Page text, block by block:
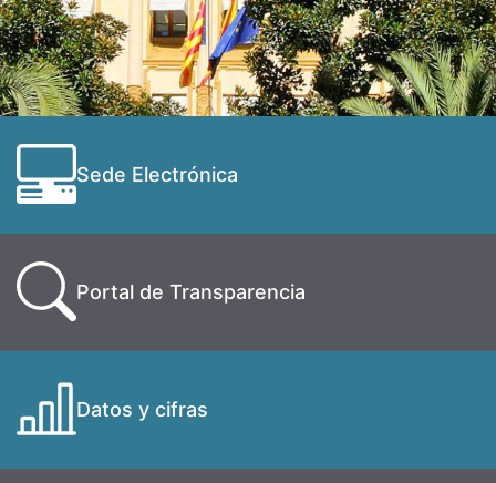
Sede Electrónica
Portal de Transparencia
Datos y cifras